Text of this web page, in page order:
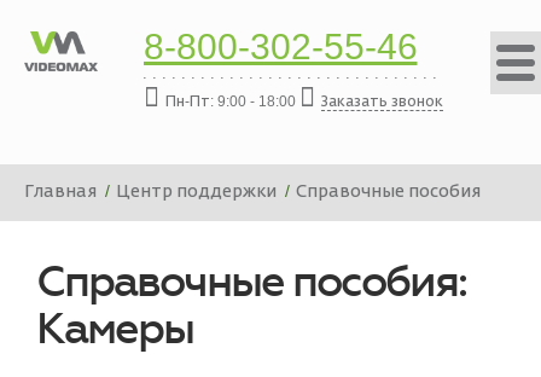
8-800-302-55-46
Пн-Пт: 9:00 - 18:00 Заказать звонок
Главная Центр поддержки Справочные пособия
Справочные пособия:
Камеры